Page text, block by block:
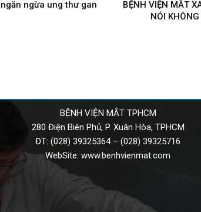
ngừa ung thư gan
BỆNH VIỆN MẮT
NÓI
BỆNH VIỆN MẮT TPHCM
280 Điện Biên Phủ, P. Xuân Hòa, TPHCM
ĐT:(028) 39325364–(028) 39325716
WebSite:www.benhvienmat.com